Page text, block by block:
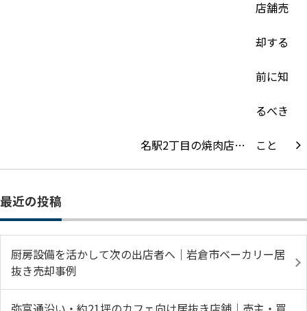
名駅2丁目の焼肉店…
最近の投稿
厨房設備を活かして次の出店者へ｜岩倉市ベーカリー居
抜き売却事例